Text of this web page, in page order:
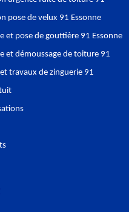
pose de velux 91 Essonne
et pose de gouttière 91 Essonne
et démoussage de toiture 91
travaux de zinguerie 91